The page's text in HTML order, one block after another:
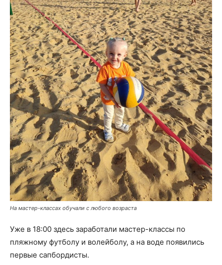
На мастер-классах обучали с любого возраста
Уже в 18:00 здесь заработали мастер-классы по
пляжному футболу и волейболу, а на воде появились
первые сапбордисты.